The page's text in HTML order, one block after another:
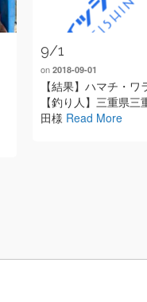
9/1
on2018-09-01
【結果】ハマチ・
【釣り人】三重県
田様 Read More